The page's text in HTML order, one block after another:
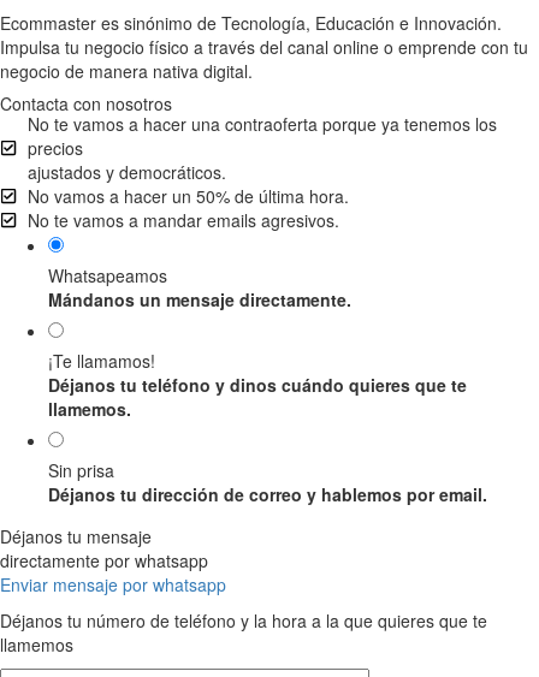
Ecommaster es sinónimo de Tecnología, Educación e Innovación.
Impulsa tu negocio físico a través del canal online o emprende con tu
negocio de manera nativa digital.
Contacta con nosotros
No te vamos a hacer una contraoferta porque ya tenemos los
precios
ajustados y democráticos.
No vamos a hacer un 50% de última hora.
No te vamos a mandar emails agresivos.
Whatsapeamos
Mándanos un mensaje directamente.
¡Te llamamos!
Déjanos tu teléfono y dinos cuándo quieres que te
llamemos.
Sin prisa
Déjanos tu dirección de correo y hablemos por email.
Déjanos tu mensaje
directamente por whatsapp
Enviar mensaje por whatsapp
Déjanos tu número de teléfono y la hora a la que quieres que te
llamemos